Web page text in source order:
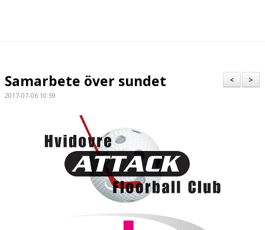
MEDLEM
HALL OF FAME
>
<
Samarbete över sundet
2017-07-06 10:59